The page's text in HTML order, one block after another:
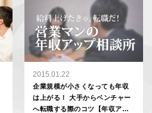
2015.01.22
企業規模が小さくなっても年収
は上がる！ 大手からベンチャー
へ転職する際のコツ【年収アッ